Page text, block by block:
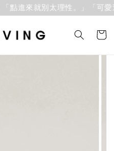
「點進來就別太理性。」「可愛